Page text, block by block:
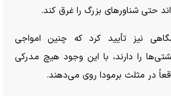
حتی شناور‌های بزرگ را غرق کند.
نیز تأیید کرد که چنین امواجی
را دارند، با این وجود هیچ مدرکی
در مثلث برمودا روی می‌دهند.